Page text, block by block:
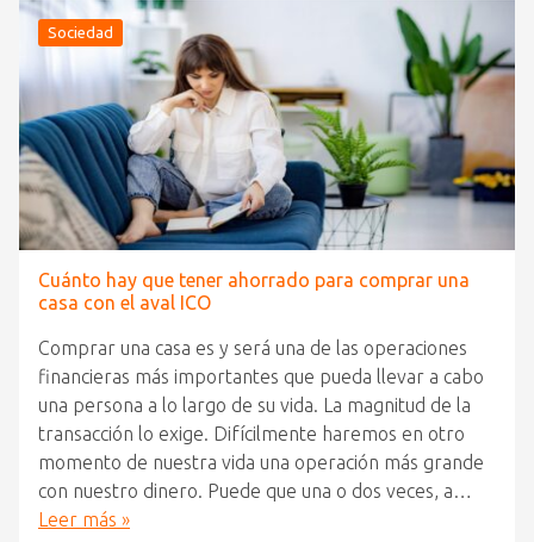
Sociedad
Cuánto hay que tener ahorrado para comprar una
casa con el aval ICO
Comprar una casa es y será una de las operaciones
financieras más importantes que pueda llevar a cabo
una persona a lo largo de su vida. La magnitud de la
transacción lo exige. Difícilmente haremos en otro
momento de nuestra vida una operación más grande
con nuestro dinero. Puede que una o dos veces, a…
Leer más »